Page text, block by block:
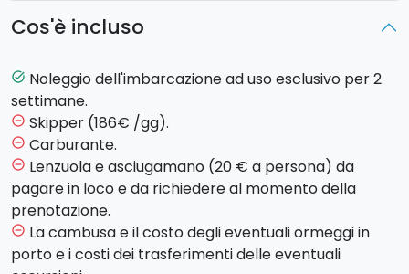
strette spiagge di ghiaia tra
Passerete davanti allaspiaggia dorata diGiardini
Naxose alla
giungere aCataniadove, superata la città, la costa
riprende ad essere rocciosa con una serie di fiordi tra
cui quello diBrucoli.
Arriverete all'ampiabaia di Augusta, che ospita il
più grande porto commerciale della Sicilia e il golfo di
Siracusanel quale la costa riprende ad essere
sabbiosa fino aCapo Passero.
Cos'è incluso
task_alt Noleggio dell'imbarcazione ad uso esclusivo per 2
settimane.
remove_circle_outline Skipper (186€ /gg).
remove_circle_outline Carburante.
remove_circle_outline Lenzuola e asciugamano (20 € a persona) da
pagare in loco e da richiedere al momento della
prenotazione.
remove_circle_outline La cambusa e il costo degli eventuali ormeggi in
porto e i costi dei trasferimenti delle eventuali